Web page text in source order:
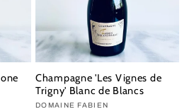
Champagne 'Les Vignes de
Trigny' Blanc de Blancs
DOMAINE FABIEN